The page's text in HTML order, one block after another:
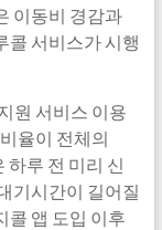
이동비 경감과
콜 서비스가 시행
원 서비스 이용
율이 전체의
하루 전 미리 신
기시간이 길어질
콜 앱 도입 이후